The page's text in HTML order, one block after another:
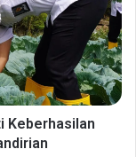
Keberhasilan